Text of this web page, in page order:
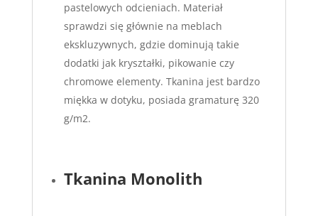
pastelowych odcieniach. Materiał
sprawdzi się głównie na meblach
ekskluzywnych, gdzie dominują takie
dodatki jak kryształki, pikowanie czy
chromowe elementy. Tkanina jest bardzo
miękka w dotyku, posiada gramaturę 320
g/m2.
Tkanina Monolith